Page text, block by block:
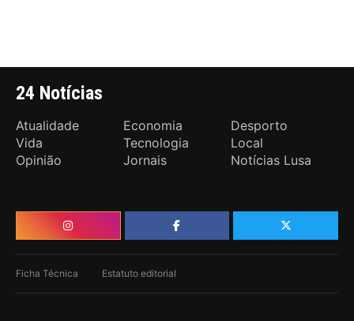
24 Notícias
Atualidade Economia
Desporto
Vida
Tecnologia
Local
Opinião
Jornais Notícias Lusa
Ficha Técnica Estatuto editorial